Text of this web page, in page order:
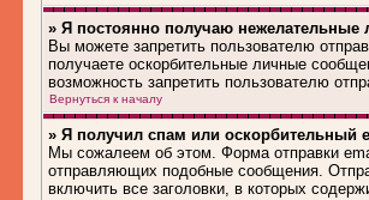
» Я постоянно получаю
Вы можете запретить пользователю
получаете оскорбительные личные
возможность запретить пользователю
Вернуться к началу
» Я получил спам или оскорбительный
Мы сожалеем об этом. Форма отправки
отправляющих подобные сообщения.
включить все заголовки, в которых